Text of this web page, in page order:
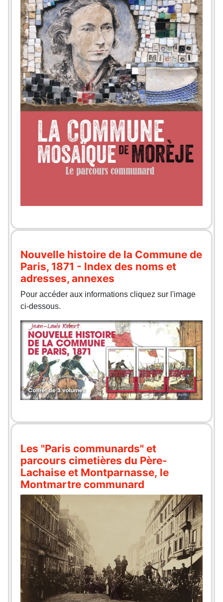
Nouvelle histoire de la Commune de
Paris, 1871 - Index des noms et
adresses, annexes
Pour accéder aux informations cliquez sur l'image
ci-dessous.
Les "Paris communards" et
parcours cimetières du Père-
Lachaise et Montparnasse, le
Montmartre communard